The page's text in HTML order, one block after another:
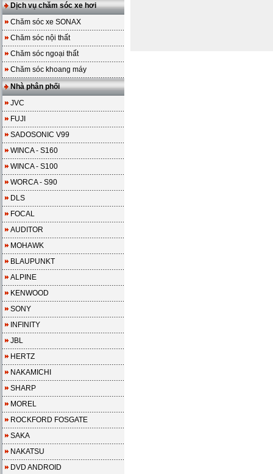
Dịch vụ chăm sóc xe hơi
Chăm sóc xe SONAX
Chăm sóc nội thất
Chăm sóc ngoại thất
Chăm sóc khoang máy
Nhà phân phối
JVC
FUJI
SADOSONIC V99
WINCA - S160
WINCA - S100
WORCA - S90
DLS
FOCAL
AUDITOR
MOHAWK
BLAUPUNKT
ALPINE
KENWOOD
SONY
INFINITY
JBL
HERTZ
NAKAMICHI
SHARP
MOREL
ROCKFORD FOSGATE
SAKA
NAKATSU
DVD ANDROID